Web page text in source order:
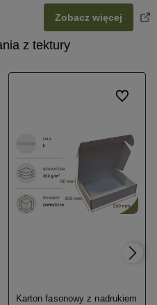
Zobacz więcej
z tektury
Karton fasonowy z nadrukiem
Do